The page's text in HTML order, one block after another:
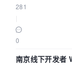
281
0
南京线下开发者